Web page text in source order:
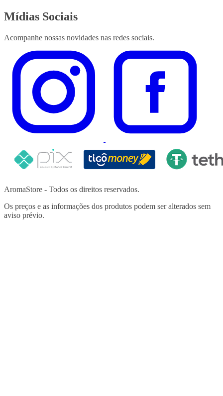
Mídias Sociais
Acompanhe nossas novidades nas redes sociais.
AromaStore - Todos os direitos reservados.
Os preços e as informações dos produtos podem ser alterados sem
aviso prévio.